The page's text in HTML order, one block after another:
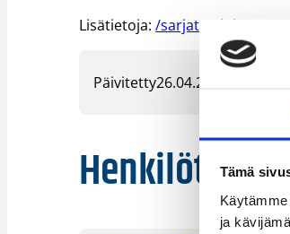
Tämä
ja
Lisätietoja:/sarjat_tulokset/
Päivitetty26.04.2005
Henkilöt